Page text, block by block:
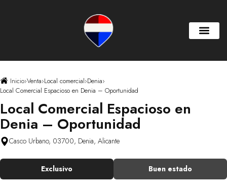
Inicio›Venta›Local comercial›Denia›
Local Comercial Espacioso en Denia – Oportunidad
Local Comercial Espacioso en
Denia – Oportunidad
Casco Urbano, 03700, Denia, Alicante
Exclusivo Buen estado